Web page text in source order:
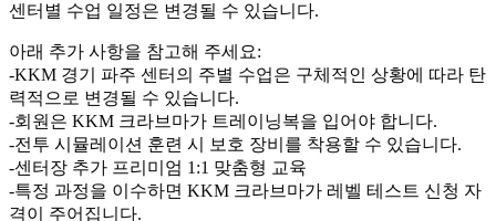
센터별 수업 일정은 변경될 수 있습니다.
아래 추가 사항을 참고해 주세요:
-KKM 경기 파주 센터의 주별 수업은 구체적인 상황에 따라 탄
력적으로 변경될 수 있습니다.
-회원은 KKM 크라브마가 트레이닝복을 입어야 합니다.
-전투 시뮬레이션 훈련 시 보호 장비를 착용할 수 있습니다.
-센터장 추가 프리미엄 1:1 맞춤형 교육
-특정 과정을 이수하면 KKM 크라브마가 레벨 테스트 신청 자
격이 주어집니다.